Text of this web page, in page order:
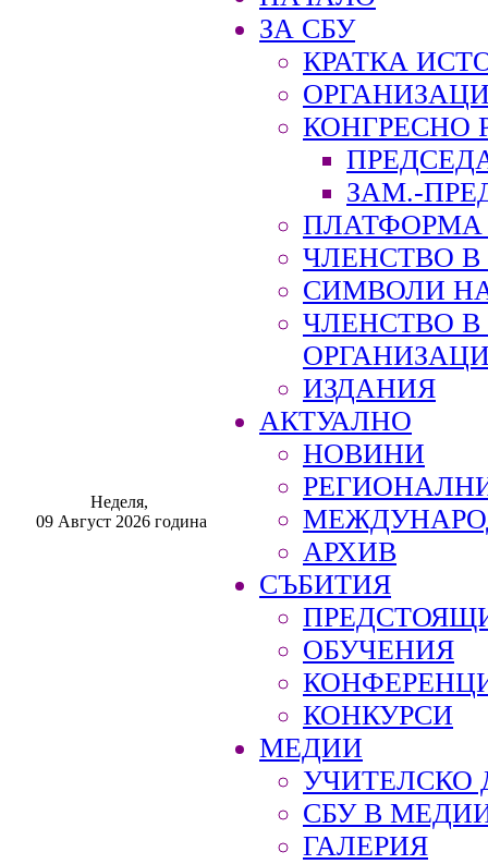
Неделя,
09 Август 2026 година
ЗА СБУ
КРАТКА
КОНГРЕСНО
ЗАМ.-
ПЛАТФОРМА
ЧЛЕНСТВО В
СИМВОЛИ
ЧЛЕНСТВО
ИЗДАНИЯ
АКТУАЛНО
НОВИНИ
АРХИВ
СЪБИТИЯ
ОБУЧЕНИЯ
КОНКУРСИ
МЕДИИ
УЧИТЕЛСКО
СБУ В
ГАЛЕРИЯ